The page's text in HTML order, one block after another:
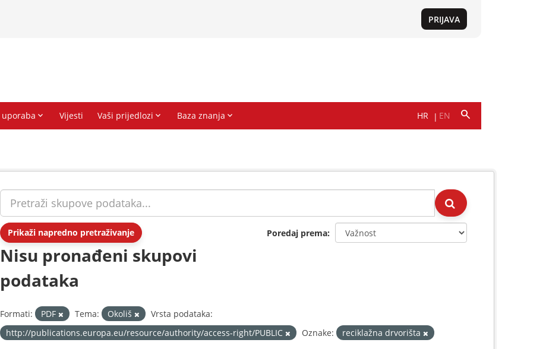
Prikaži napredno pretraživanje Poredaj prema
Nisu pronađeni skupovi
podataka
Formati: PDF Tema: Okoliš
Vrsta podataka:
http://publications.europa.eu/resource/authority/access-right/PUBLIC
Oznake: reciklažna drvorišta